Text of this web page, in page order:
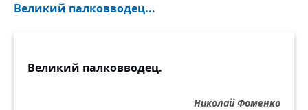
Великий палковводец...
Великий палковводец.
Николай Фоменко